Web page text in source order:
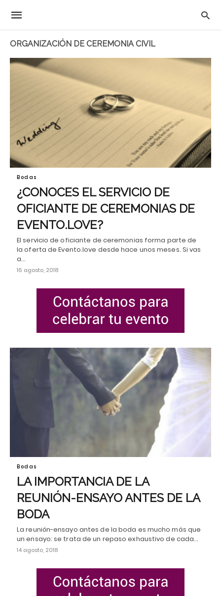
ORGANIZACIÓN DE CEREMONIA CIVIL
Bodas
¿CONOCES EL SERVICIO DE
OFICIANTE DE CEREMONIAS DE
EVENTO.LOVE?
El servicio de oficiante de ceremonias forma parte de
la oferta de Evento.love desde hace unos meses. Si vas
a…
16 agosto, 2018
Bodas
LA IMPORTANCIA DE LA
REUNIÓN-ENSAYO ANTES DE LA
BODA
La reunión-ensayo antes de la boda es mucho más que
un ensayo: se trata de un repaso exhaustivo de cada…
14 agosto, 2018